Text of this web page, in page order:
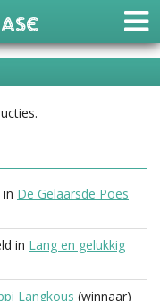
De Gelaarsde Poes
in Lang en gelukkig
Langkous (winnaar)